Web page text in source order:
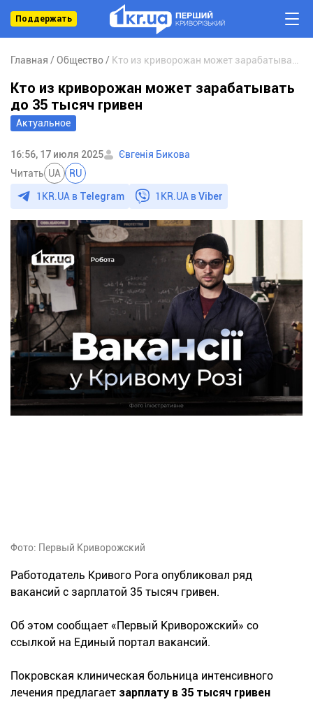
Поддержать
Главная Общество
Актуальное
Кто из криворожан может зарабатывать
до 35 тысяч гривен
16:56, 17 июля 2025
Євгенія Бикова
Читать UA RU
1KR.UA в Telegram 1KR.UA вViber
Фото: Первый Криворожский
Работодатель Кривого Рога опубликовал ряд
вакансий с зарплатой 35 тысяч гривен.
Об этом сообщает «Первый Криворожский» со
ссылкой на Единый портал вакансий.
Покровская клиническая больница интенсивного
лечения предлагает зарплату в 35 тысяч гривен